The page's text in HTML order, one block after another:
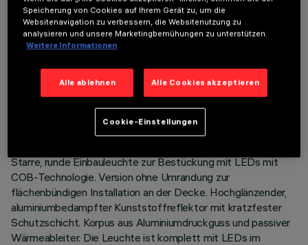
TECHNISCHE DATEN
Starre, runde Einbauleuchte zur Bestückung mit LEDs mit
COB-Technologie. Version ohne Umrandung zur
flächenbündigen Installation an der Decke. Hochglänzender,
aluminiumbedampfter Kunststoffreflektor mit kratzfester
Schutzschicht. Korpus aus Aluminiumdruckguss und passiver
Wärmeableiter. Die Leuchte ist komplett mit LEDs im
Speicherung von Cookies auf Ihrem Gerät zu, um die
Websitenavigation zu verbessern, die Websitenutzung zu
analysieren und unsere Marketingbemühungen zu unterstützen.
Weitere Informationen
Alle ablehnen Alle Cookies akzeptieren
Cookie-Einstellungen